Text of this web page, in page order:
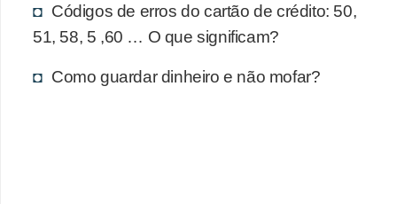
Códigos de erros do cartão de crédito: 50,
51, 58, 5 ,60 … O que significam?
Como guardar dinheiro e não mofar?
a
ã